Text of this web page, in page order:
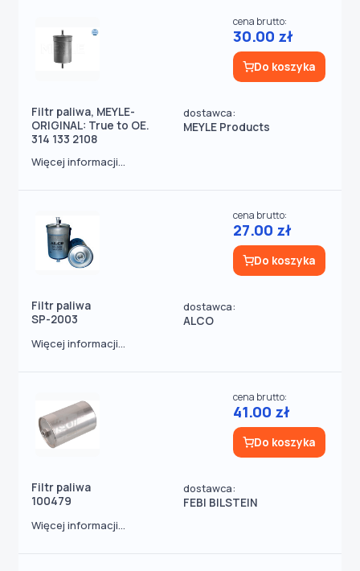
Filtr paliwa, MEYLE-
ORIGINAL: True to OE.
314 133 2108
dostawca:
MEYLE Products
cena brutto:
30.00 zł
Do koszyka
Więcej informacji...
Filtr paliwa
SP-2003
dostawca:
ALCO
cena brutto:
27.00 zł
Do koszyka
Więcej informacji...
Filtr paliwa
100479
dostawca:
FEBI BILSTEIN
cena brutto:
41.00 zł
Do koszyka
Więcej informacji...